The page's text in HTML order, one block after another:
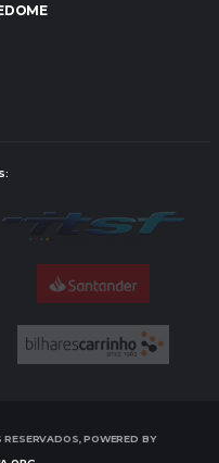
POWERED BY